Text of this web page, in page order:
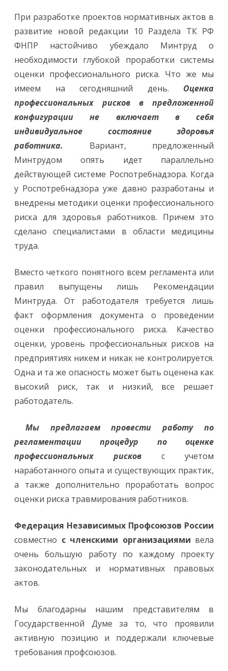
При разработке проектов нормативных актов в
развитие новой редакции 10 Раздела ТК РФ
ФНПР настойчиво убеждало Минтруд о
необходимости глубокой проработки системы
оценки профессионального риска. Что же мы
имеем на сегодняшний день. Оценка
профессиональных рисков в предложенной
конфигурации не включает в себя
индивидуальное состояние здоровья
работника. Вариант, предложенный
Минтрудом опять идет параллельно
действующей системе Роспотребнадзора. Когда
у Роспотребнадзора уже давно разработаны и
внедрены методики оценки профессионального
риска для здоровья работников. Причем это
сделано специалистами в области медицины
труда.
Вместо четкого понятного всем регламента или
правил выпущены лишь Рекомендации
Минтруда. От работодателя требуется лишь
факт оформления документа о проведении
оценки профессионального риска. Качество
оценки, уровень профессиональных рисков на
предприятиях никем и никак не контролируется.
Одна и та же опасность может быть оценена как
высокий риск, так и низкий, все решает
работодатель.
Мы предлагаем провести работу по
регламентации процедур по оценке
профессиональных рисков с учетом
наработанного опыта и существующих практик,
а также дополнительно проработать вопрос
оценки риска травмирования работников.
Федерация Независимых Профсоюзов России
совместно с членскими организациями вела
очень большую работу по каждому проекту
законодательных и нормативных правовых
актов.
Мы благодарны нашим представителям в
Государственной Думе за то, что проявили
активную позицию и поддержали ключевые
требования профсоюзов.